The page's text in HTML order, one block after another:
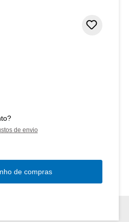
de envio
Insira a
de compras